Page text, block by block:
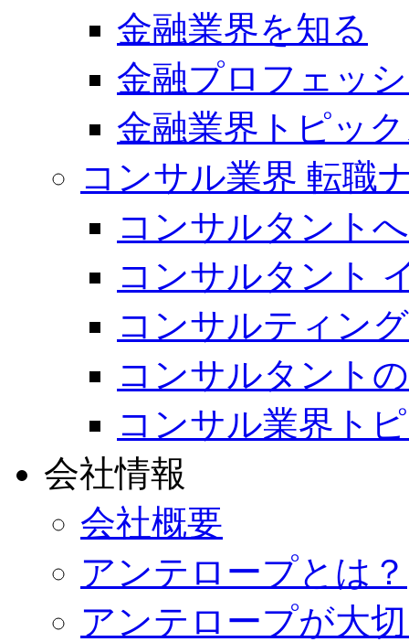
金融業界を知る
金融プロフェッ
金融業界トピッ
コンサル業界 転職
コンサルタント
コンサルタント
コンサルティン
コンサルタント
コンサル業界ト
会社情報
会社概要
アンテロープとは？
アンテロープが大